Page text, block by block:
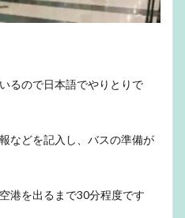
るので日本語でやりとりで
などを記入し、バスの準備が
港を出るまで30分程度です